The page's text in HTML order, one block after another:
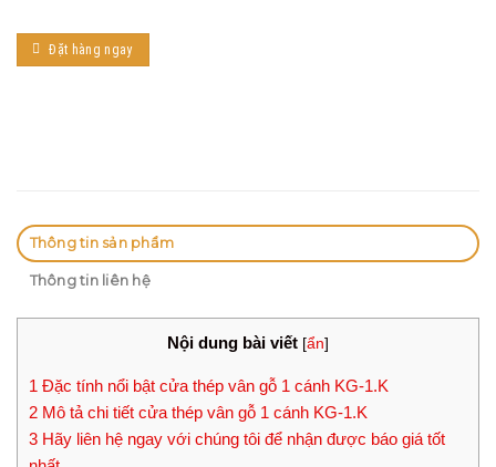
Đặt hàng ngay
Thông tin sản phẩm
Thông tin liên hệ
Nội dung bài viết [ẩn]
1 Đặc tính nổi bật cửa thép vân gỗ 1 cánh KG-1.K
2 Mô tả chi tiết cửa thép vân gỗ 1 cánh KG-1.K
3 Hãy liên hệ ngay với chúng tôi để nhận được báo giá tốt